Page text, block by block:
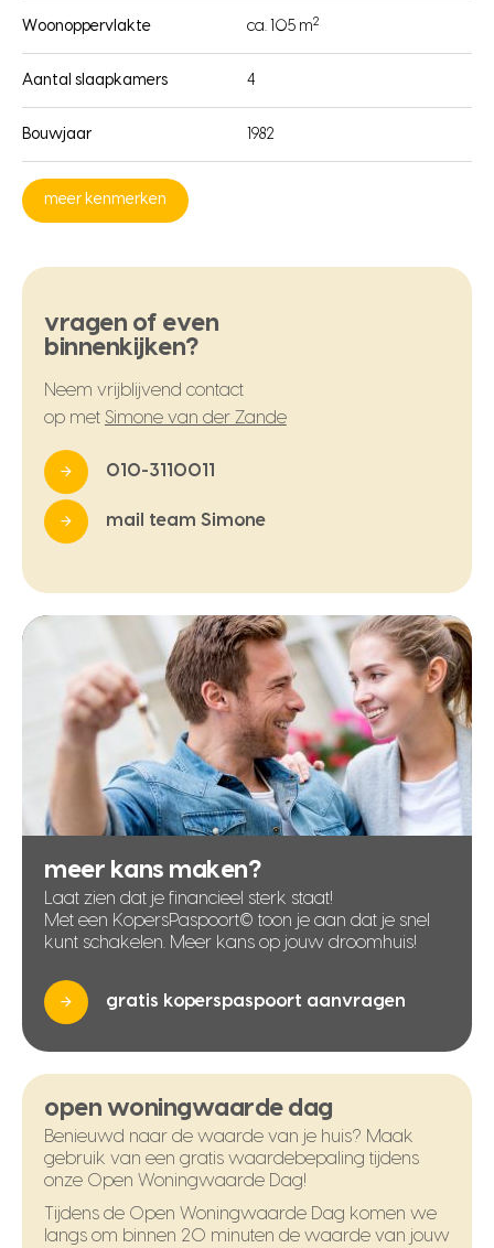
Woonoppervlakte ca. 105 m2
Aantal slaapkamers 4
Bouwjaar 1982
meer kenmerken
vragen of even
binnenkijken?
Neem vrijblijvend contact
op met Simone van der Zande
010-3110011
mail team Simone
meer kans maken?
Laat zien dat je financieel sterk staat!
Met een KopersPaspoort© toon je aan dat je snel
kunt schakelen. Meer kans op jouw droomhuis!
gratis koperspaspoort aanvragen
open woningwaarde dag
Benieuwd naar de waarde van je huis? Maak
gebruik van een gratis waardebepaling tijdens
onze Open Woningwaarde Dag!
Tijdens de Open Woningwaarde Dag komen we
langs om binnen 20 minuten de waarde van jouw